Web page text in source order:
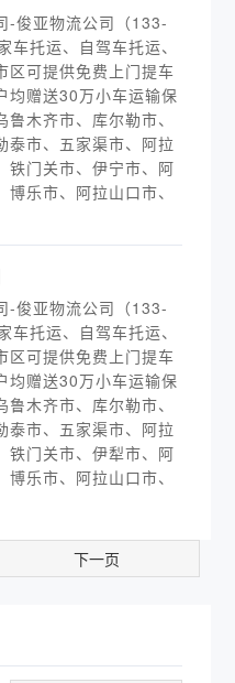
亚物流公司（133-
托运、自驾车托运、
区可提供免费上门提车
均赠送30万小车运输保
木齐市、库尔勒市、
泰市、五家渠市、阿拉
铁门关市、伊宁市、阿
乐市、阿拉山口市、
亚物流公司（133-
托运、自驾车托运、
区可提供免费上门提车
均赠送30万小车运输保
木齐市、库尔勒市、
泰市、五家渠市、阿拉
铁门关市、伊犁市、阿
乐市、阿拉山口市、
下一页